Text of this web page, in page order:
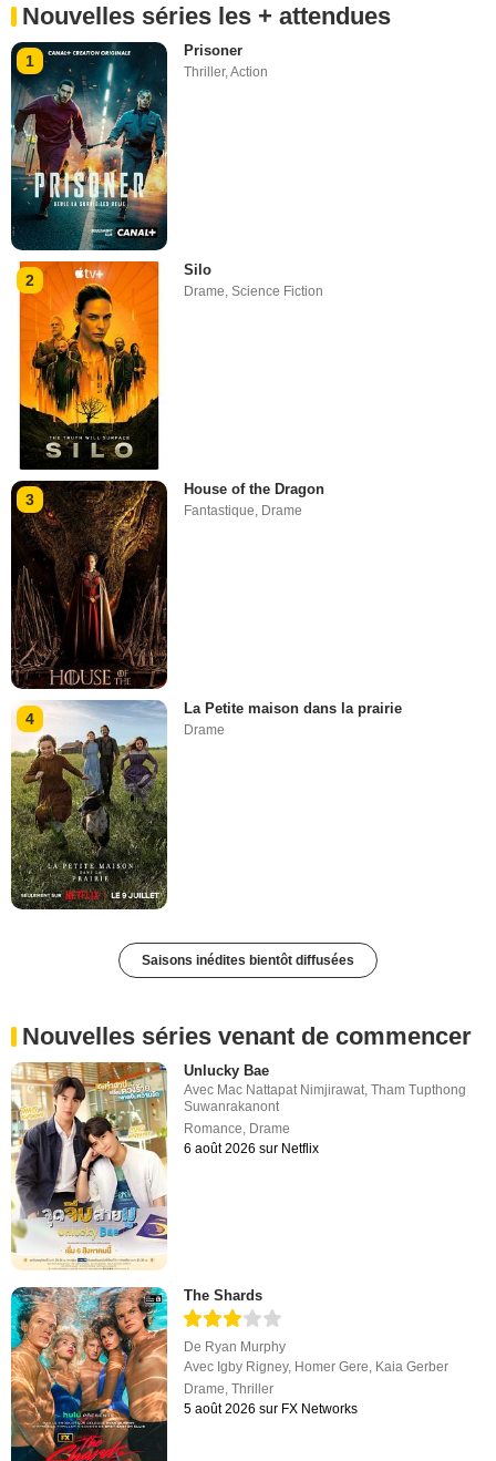
Nouvelles séries les + attendues
1
Prisoner
Thriller,Action
2
Silo
Drame,Science Fiction
3
House of the Dragon
Fantastique, Drame
4
La Petite maison dans la prairie
Drame
Saisons inédites bientôt diffusées
Nouvelles séries venant de commencer
Unlucky Bae
Avec Mac Nattapat Nimjirawat ,Tham Tupthong
Suwanrakanont
Romance Drame
6 août 2026 sur Netflix
The Shards
De Ryan Murphy
Avec Igby Rigney, Homer Gere, Kaia Gerber
Drame,Thriller
5 août 2026 sur FX Networks